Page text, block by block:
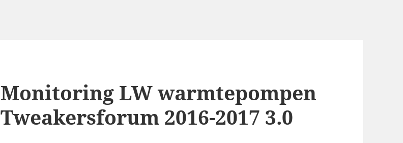
Monitoring LW warmtepompen
Tweakersforum 2016-2017 3.0